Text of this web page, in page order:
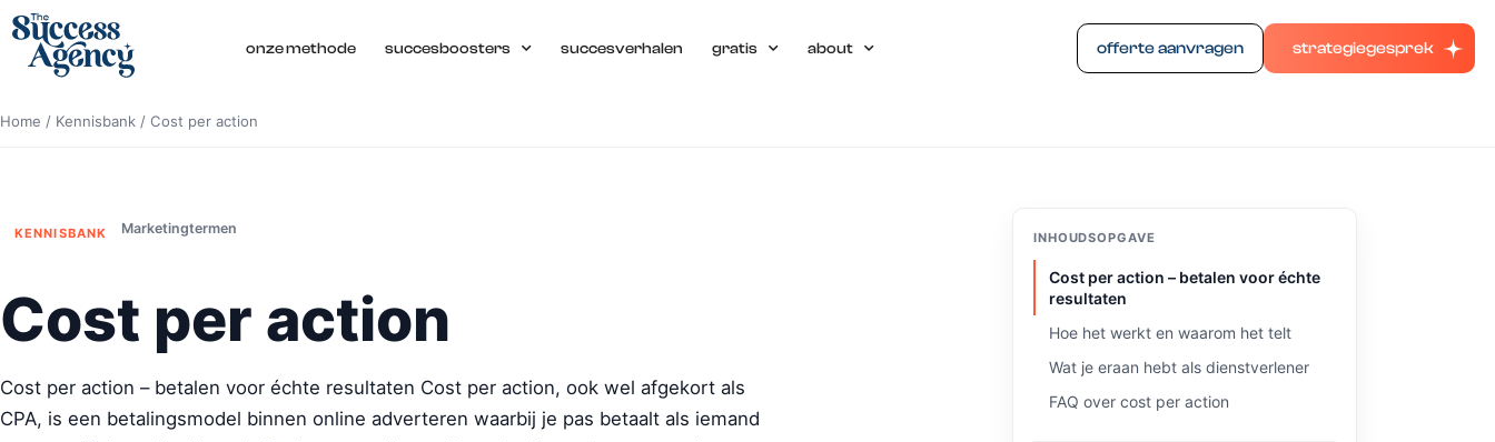
onze methode succesboosters succesverhalen gratis about offerte aanvragen strategiegesprek
Home / Kennisbank / Cost per action
KENNISBANK Marketingtermen
Cost per action
Cost per action – betalen voor échte resultaten Cost per action, ook wel afgekort als
CPA, is een betalingsmodel binnen online adverteren waarbij je pas betaalt als iemand
INHOUDSOPGAVE
Cost per action – betalen voor échte
resultaten
Hoe het werkt en waarom het telt
Wat je eraan hebt als dienstverlener
FAQ over cost per action